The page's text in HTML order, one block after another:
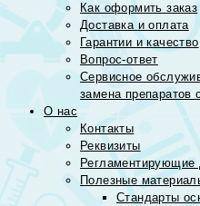
Как оформить заказ
Доставка и оплата
Гарантии и качество
Вопрос-ответ
Сервисное
замена препаратов
О нас
Контакты
Реквизиты
Регламентирующие
Полезные
Стандарты